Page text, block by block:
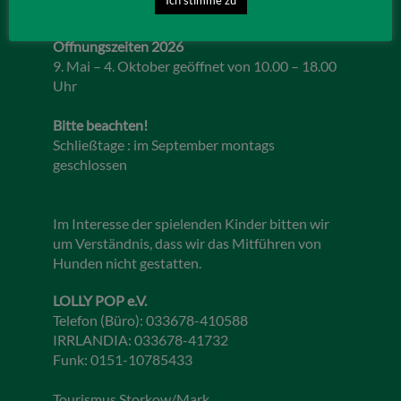
Öffnungszeiten 2026
9. Mai – 4. Oktober geöffnet von 10.00 – 18.00
Uhr
Bitte beachten!
Schließtage : im September montags
geschlossen
Im Interesse der spielenden Kinder bitten wir
um Verständnis, dass wir das Mitführen von
Hunden nicht gestatten.
LOLLY POP e.V.
Telefon (Büro): 033678-410588
IRRLANDIA: 033678-41732
Funk: 0151-10785433